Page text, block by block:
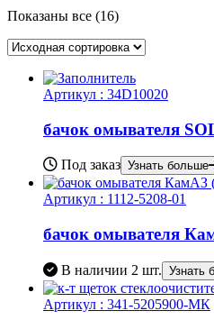
Показаны все (16)
Артикул : 34D10020
бачок омывателя
Под заказ Узнать больше
Артикул : 1112-5208-01
бачок омывателя
В наличии 2 шт. Узнать
Артикул : 341-5205900-МК